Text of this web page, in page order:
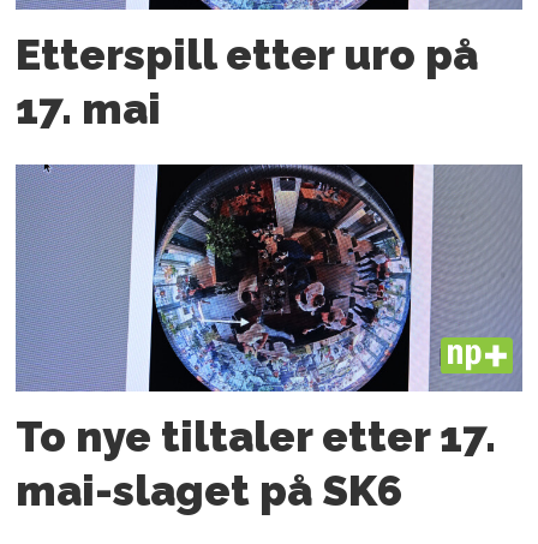
Etterspill etter uro på
17. mai
PLUS
To nye tiltaler etter 17.
mai-slaget på SK6